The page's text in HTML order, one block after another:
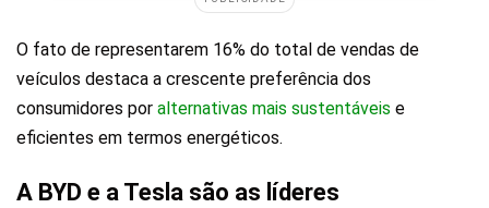
O fato de representarem 16% do total de vendas de
veículos destaca a crescente preferência dos
consumidores por alternativas mais sustentáveis e
eficientes em termos energéticos.
A BYD e a Tesla são as líderes